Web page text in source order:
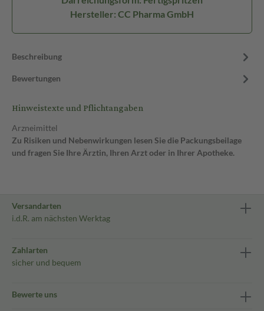
Hersteller: CC Pharma GmbH
Beschreibung
Bewertungen
Hinweistexte und Pflichtangaben
Arzneimittel
Zu Risiken und Nebenwirkungen lesen Sie die Packungsbeilage
und fragen Sie Ihre Ärztin, Ihren Arzt oder in Ihrer Apotheke.
Versandarten
i.d.R. am nächsten Werktag
Zahlarten
sicher und bequem
Bewerte uns